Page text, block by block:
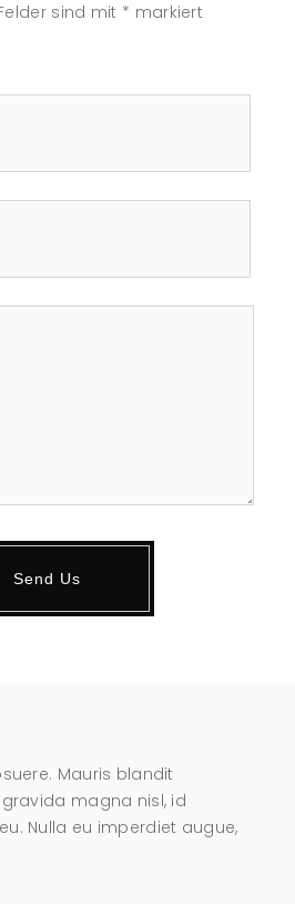
sind mit * markiert
Mauris blandit
magna nisl, id
Nulla eu imperdiet augue,